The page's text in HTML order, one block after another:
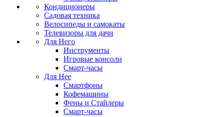
Кондиционеры
Садовая техника
Велосипеды и самокаты
Телевизоры для дачи
Для Него
Инструменты
Игровые консоли
Смарт-часы
Для Нее
Смартфоны
Кофемашины
Фены и Стайлеры
Смарт-часы